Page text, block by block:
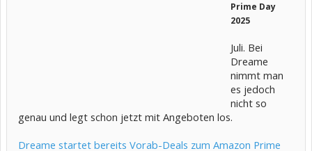
Prime Day
2025
Juli. Bei
Dreame
nimmt man
es jedoch
nicht so
genau und legt schon jetzt mit Angeboten los.
Dreame startet bereits Vorab-Deals zum Amazon Prime